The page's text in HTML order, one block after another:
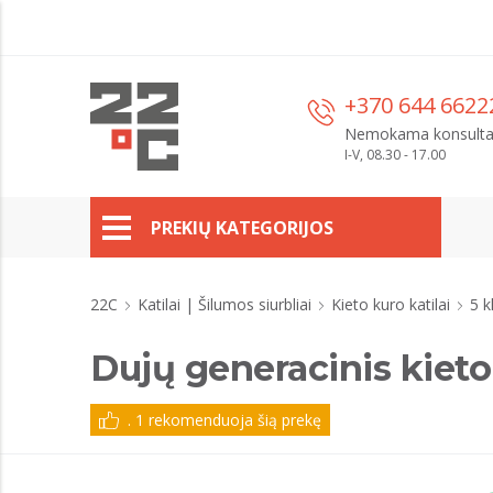
+370 644
Nemokama
I-V, 08.30 - 17.00
PREKIŲ KATEGORIJOS
22C Katilai | Šilumos siurbliai Kieto kuro katilai 5
Dujų generacinis
. 1 rekomenduoja šią prekę